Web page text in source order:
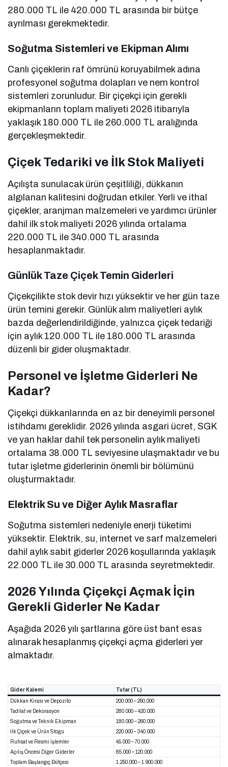
280.000 TL ile 420.000 TL arasında bir bütçe
ayrılması gerekmektedir.
Soğutma Sistemleri ve Ekipman Alımı
Canlı çiçeklerin raf ömrünü koruyabilmek adına
profesyonel soğutma dolapları ve nem kontrol
sistemleri zorunludur. Bir çiçekçi için gerekli
ekipmanların toplam maliyeti 2026 itibarıyla
yaklaşık 180.000 TL ile 260.000 TL aralığında
gerçekleşmektedir.
Çiçek Tedariki ve İlk Stok Maliyeti
Açılışta sunulacak ürün çeşitliliği, dükkanın
algılanan kalitesini doğrudan etkiler. Yerli ve ithal
çiçekler, aranjman malzemeleri ve yardımcı ürünler
dahil ilk stok maliyeti 2026 yılında ortalama
220.000 TL ile 340.000 TL arasında
hesaplanmaktadır.
Günlük Taze Çiçek Temin Giderleri
Çiçekçilikte stok devir hızı yüksektir ve her gün taze
ürün temini gerekir. Günlük alım maliyetleri aylık
bazda değerlendirildiğinde, yalnızca çiçek tedariği
için aylık 120.000 TL ile 180.000 TL arasında
düzenli bir gider oluşmaktadır.
Personel ve İşletme Giderleri Ne
Kadar?
Çiçekçi dükkanlarında en az bir deneyimli personel
istihdamı gereklidir. 2026 yılında asgari ücret, SGK
ve yan haklar dahil tek personelin aylık maliyeti
ortalama 38.000 TL seviyesine ulaşmaktadır ve bu
tutar işletme giderlerinin önemli bir bölümünü
oluşturmaktadır.
Elektrik Su ve Diğer Aylık Masraflar
Soğutma sistemleri nedeniyle enerji tüketimi
yüksektir. Elektrik, su, internet ve sarf malzemeleri
dahil aylık sabit giderler 2026 koşullarında yaklaşık
22.000 TL ile 30.000 TL arasında seyretmektedir.
2026 Yılında Çiçekçi Açmak İçin
Gerekli Giderler Ne Kadar
Aşağıda 2026 yılı şartlarına göre üst bant esas
alınarak hesaplanmış çiçekçi açma giderleri yer
almaktadır.
Gider Kalemi
Tutar (TL)
Dükkan Kirası ve Depozito
200.000 – 260.000
Tadilat ve Dekorasyon
280.000 – 420.000
Soğutma ve Teknik Ekipman
180.000 – 260.000
İlk Çiçek ve Ürün Stoğu
220.000 – 340.000
Ruhsat ve Resmi İşlemler
45.000 – 70.000
Açılış Öncesi Diğer Giderler
85.000 – 120.000
Toplam Başlangıç Bütçesi
1.250.000 – 1.900.000